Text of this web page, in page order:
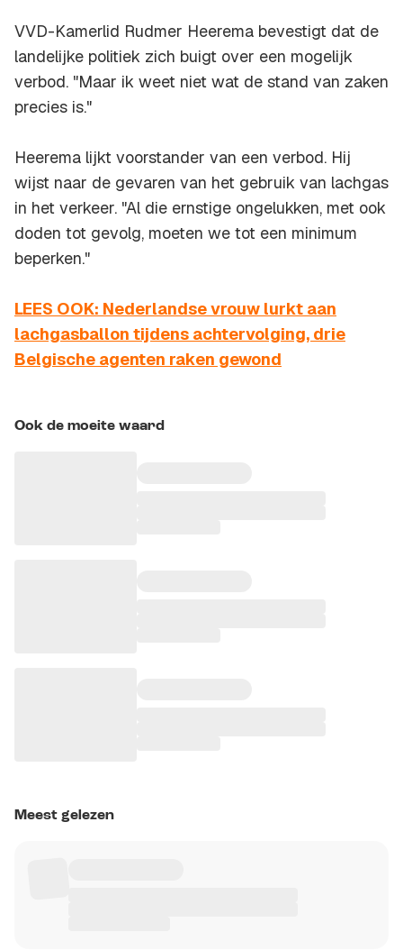
VVD-Kamerlid Rudmer Heerema bevestigt dat de
landelijke politiek zich buigt over een mogelijk
verbod. "Maar ik weet niet wat de stand van zaken
precies is."
Heerema lijkt voorstander van een verbod. Hij
wijst naar de gevaren van het gebruik van lachgas
in het verkeer. "Al die ernstige ongelukken, met ook
doden tot gevolg, moeten we tot een minimum
beperken."
LEES OOK: Nederlandse vrouw lurkt aan
lachgasballon tijdens achtervolging, drie
Belgische agenten raken gewond
Ook de moeite waard
Meest gelezen